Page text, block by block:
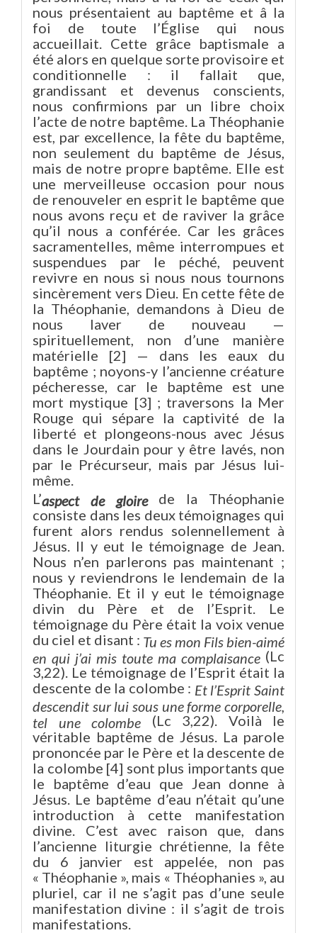
nous présentaient au baptême et â la
foi de toute l’Église qui nous
accueillait. Cette grâce baptismale a
été alors en quelque sorte provisoire et
conditionnelle : il fallait que,
grandissant et devenus conscients,
nous confirmions par un libre choix
l’acte de notre baptême. La Théophanie
est, par excellence, la fête du baptême,
non seulement du baptême de Jésus,
mais de notre propre baptême. Elle est
une merveilleuse occasion pour nous
de renouveler en esprit le baptême que
nous avons reçu et de raviver la grâce
qu’il nous a conférée. Car les grâces
sacramentelles, même interrompues et
suspendues par le péché, peuvent
revivre en nous si nous nous tournons
sincèrement vers Dieu. En cette fête de
la Théophanie, demandons à Dieu de
nous laver de nouveau —
spirituellement, non d’une manière
matérielle [2] — dans les eaux du
baptême ; noyons-y l’ancienne créature
pécheresse, car le baptême est une
mort mystique [3] ; traversons la Mer
Rouge qui sépare la captivité de la
liberté et plongeons-nous avec Jésus
dans le Jourdain pour y être lavés, non
par le Précurseur, mais par Jésus lui-
même.
L’aspect de gloirede la Théophanie
consiste dans les deux témoignages qui
furent alors rendus solennellement à
Jésus. Il y eut le témoignage de Jean.
Nous n’en parlerons pas maintenant ;
nous y reviendrons le lendemain de la
Théophanie. Et il y eut le témoignage
divin du Père et de l’Esprit. Le
témoignage du Père était la voix venue
du ciel et disant : Tu es mon Fils bien-aimé
en qui j’ai mis toute ma complaisance (Lc
3,22). Le témoignage de l’Esprit était la
descente de la colombe : Et l’Esprit Saint
descendit sur lui sous une forme corporelle,
tel une colombe (Lc 3,22). Voilà le
véritable baptême de Jésus. La parole
prononcée par le Père et la descente de
la colombe [4] sont plus importants que
le baptême d’eau que Jean donne à
Jésus. Le baptême d’eau n’était qu’une
introduction à cette manifestation
divine. C’est avec raison que, dans
l’ancienne liturgie chrétienne, la fête
du 6 janvier est appelée, non pas
« Théophanie », mais « Théophanies », au
pluriel, car il ne s’agit pas d’une seule
manifestation divine : il s’agit de trois
manifestations.